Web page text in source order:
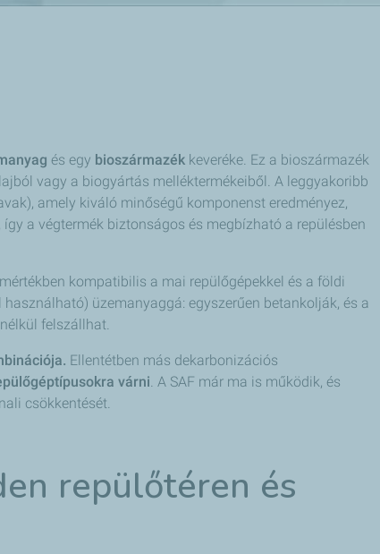
és egy bioszármazék keveréke. Ez a bioszármazék
vagy a biogyártás melléktermékeiből. A leggyakoribb
amely kiváló minőségű komponenst eredményez,
a végtermék biztonságos és megbízható a repülésben
kompatibilis a mai repülőgépekkel és a földi
használható) üzemanyaggá: egyszerűen betankolják, és a
felszállhat.
Ellentétben más dekarbonizációs
várni. A SAF már ma is működik, és
csökkentését.
repülőtéren és